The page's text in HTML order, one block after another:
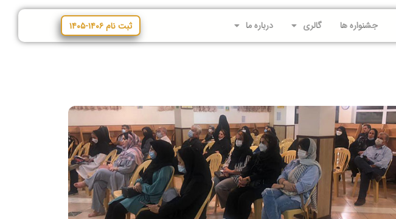
جشنواره ها گالری درباره ما ثبت نام ۱۴۰۶-۱۴۰۵